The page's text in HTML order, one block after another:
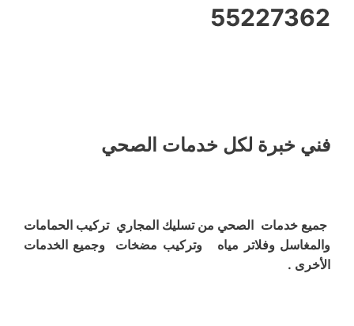
55227362
فني خبرة لكل خدمات الصحي
جميع خدمات الصحي من تسليك المجاري تركيب الحمامات
والمغاسل وفلاتر مياه وتركيب مضخات وجميع الخدمات
الأخرى .